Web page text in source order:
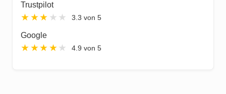
Trustpilot
★★★ ★ ★ 3.3 von 5
Google
★★★★ ★ 4.9 von 5